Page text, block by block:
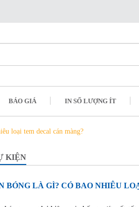
BÁO GIÁ IN SỐ LƯỢNG ÍT
loại tem decal cán màng?
KIỆN
BÓNG LÀ GÌ? CÓ BAO NHIÊU